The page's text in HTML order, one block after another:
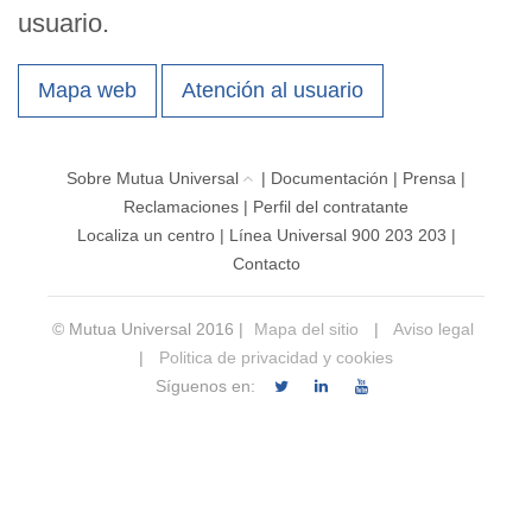
usuario.
Mapa web Atención al usuario
Sobre Mutua Universal | Documentación | Prensa |
Reclamaciones | Perfil del contratante
Localiza un centro| Línea Universal 900 203 203 |
Contacto
© Mutua Universal 2016 | Mapa del sitio |
Aviso legal
|
Politica de privacidad y cookies
Síguenos en: